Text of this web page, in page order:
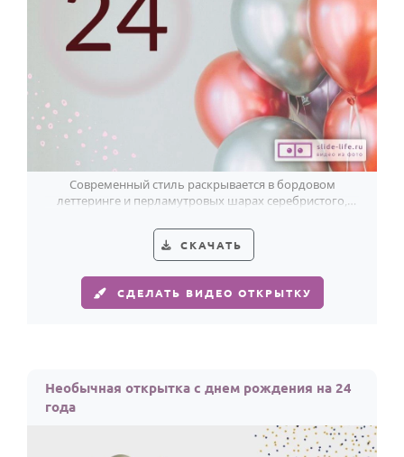
Современный стиль раскрывается в бордовом
леттеринге и перламутровых шарах серебристого,
СКАЧАТЬ
СДЕЛАТЬ ВИДЕО ОТКРЫТКУ
Необычная открытка с днем рождения на 24
года